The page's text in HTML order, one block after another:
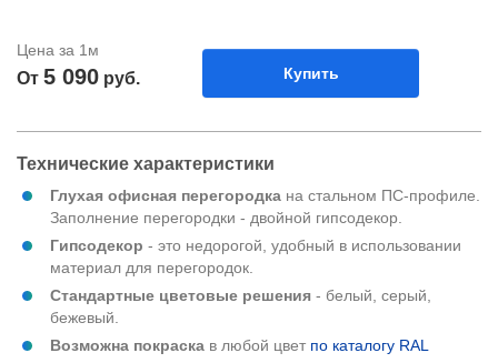
Цена за 1м
От 5 090 руб. Купить
Технические характеристики
Глухая офисная перегородка на стальном ПС-профиле.
Заполнение перегородки - двойной гипсодекор.
Гипсодекор - это недорогой, удобный в использовании
материал для перегородок.
Стандартные цветовые решения - белый, серый,
бежевый.
Возможна покраска в любой цвет по каталогу RAL